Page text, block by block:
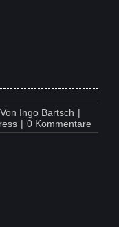
Von Ingo Bartsch |
| 0 Kommentareon